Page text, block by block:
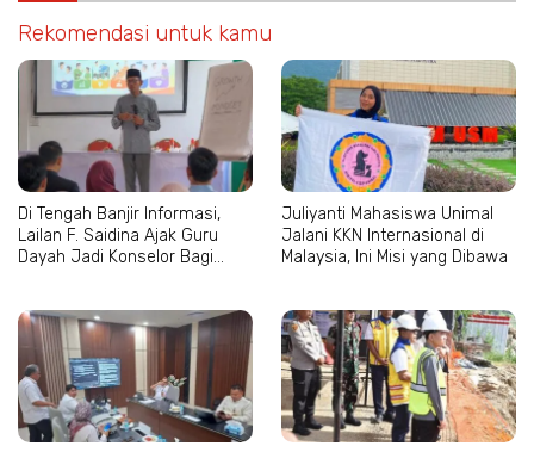
Rekomendasi untuk kamu
Di Tengah Banjir Informasi,
Lailan F. Saidina Ajak Guru
Dayah Jadi Konselor Bagi
Juliyanti Mahasiswa Unimal
Jalani KKN Internasional di
Malaysia, Ini Misi yang Dibawa